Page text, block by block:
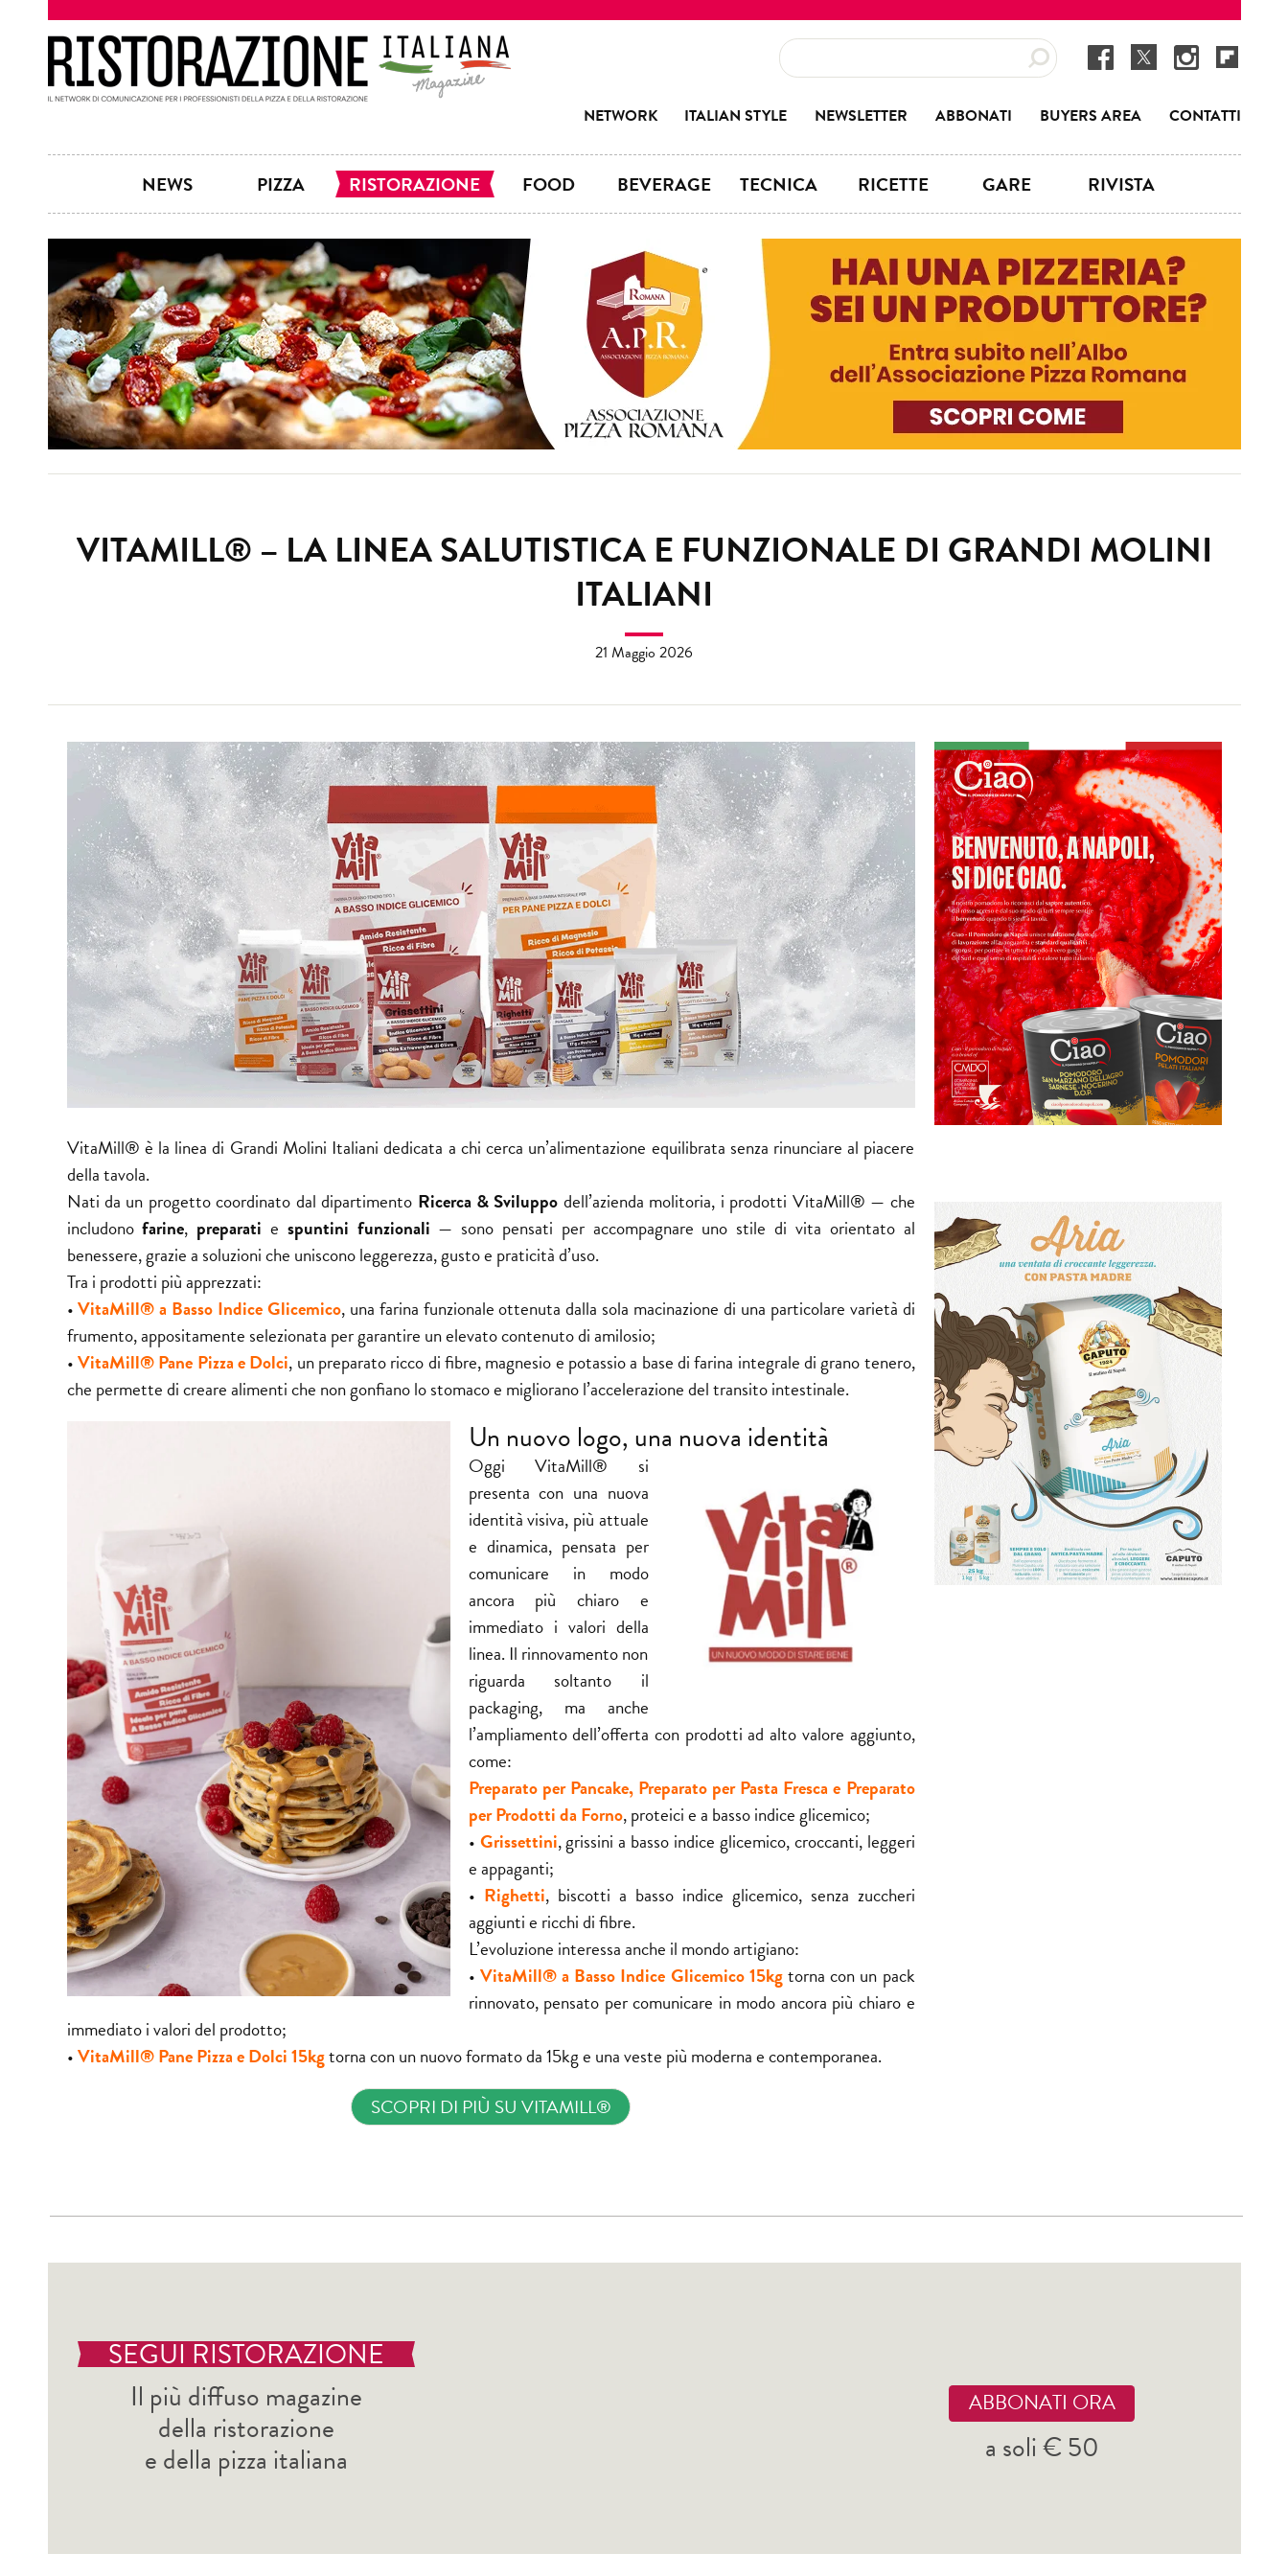
NETWORK ITALIAN STYLE NEWSLETTER ABBONATI BUYERS AREA CONTATTI
NEWS PIZZA RISTORAZIONE FOOD BEVERAGE TECNICA RICETTE GARE RIVISTA
VITAMILL® – LA LINEA SALUTISTICA E FUNZIONALE DI GRANDI MOLINI
ITALIANI
21 Maggio 2026
VitaMill® è la linea di Grandi Molini Italiani dedicata a chi cerca un’alimentazione equilibrata senza rinunciare al piacere
della tavola.
Nati da un progetto coordinato dal dipartimento Ricerca & Sviluppo dell’azienda molitoria, i prodotti VitaMill® — che
includonofarine, preparati e spuntini funzionali — sono pensati per accompagnare uno stile di vita orientato al
benessere, grazie a soluzioni che uniscono leggerezza, gusto e praticità d’uso.
Tra i prodotti più apprezzati:
•VitaMill® a Basso Indice Glicemico, una farina funzionale ottenuta dalla sola macinazione di una particolare varietà di
frumento, appositamente selezionata per garantire un elevato contenuto di amilosio;
•VitaMill® Pane Pizza e Dolci, un preparato ricco di fibre, magnesio e potassio a base di farina integrale di grano tenero,
che permette di creare alimenti che non gonfiano lo stomaco e migliorano l’accelerazione del transito intestinale.
Un nuovo logo, una nuova identità
Oggi VitaMill® si
presenta con una nuova
identità visiva, più attuale
e dinamica, pensata per
comunicare in modo
ancora più chiaro e
immediato i valori della
linea. Il rinnovamento non
riguarda soltanto il
packaging, ma anche
l’ampliamento dell’offerta con prodotti ad alto valore aggiunto,
come:
Preparato per Pancake, Preparato per Pasta Fresca e Preparato
per Prodotti da Forno, proteici e a basso indice glicemico;
• Grissettini, grissini a basso indice glicemico, croccanti, leggeri
e appaganti;
• Righetti, biscotti a basso indice glicemico, senza zuccheri
aggiunti e ricchi di fibre.
L’evoluzione interessa anche il mondo artigiano:
• VitaMill® a Basso Indice Glicemico 15kgtorna con un pack
rinnovato, pensato per comunicare in modo ancora più chiaro e
immediato i valori del prodotto;
•VitaMill® Pane Pizza e Dolci 15kgtorna con un nuovo formato da 15kg e una veste più moderna e contemporanea.
SCOPRI DI PIÙ SU VITAMILL®
SEGUI RISTORAZIONE
Il più diffuso magazine
della ristorazione
e della pizza italiana
ABBONATI ORA
a soli € 50